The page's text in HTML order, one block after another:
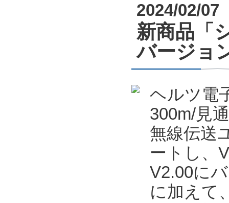
2024/02/07
新商品「
バージョ
ヘルツ電
300m/見
無線伝送
ートし、
V2.00に
に加えて